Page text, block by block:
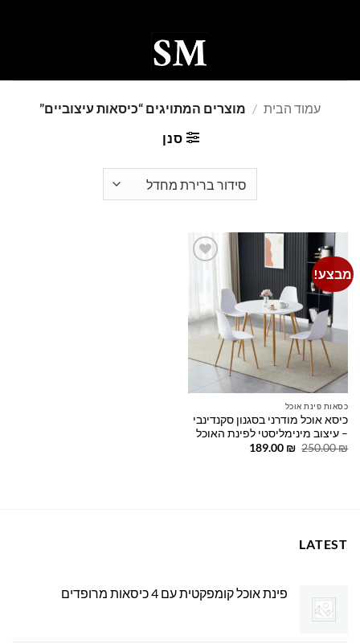
עמוד הבית / מוצרים המתויגים “כיסאות עיצוביים”
סנן
מבצע!
כסאות פינת אוכל
כיסא אוכל מודרני בסגנון סקנדינבי
– עיצוב מינימליסטי לפינת האוכל
250.00₪
המחיר
189.00 ₪
המחיר
LATEST
פינת אוכל קומפקטית עם 4 כיסאות מרופדים